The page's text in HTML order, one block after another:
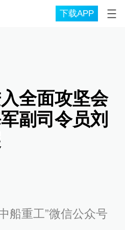
下载APP
全面攻坚会
副司令员刘
船重工”微信公众号